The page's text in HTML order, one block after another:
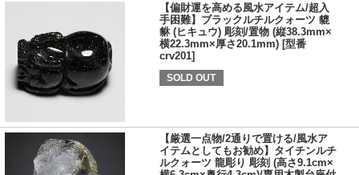
【偏財運を高める風水アイテム/超入
手困難】ブラックルチルクォーツ 貔
貅 (ヒキュウ) 彫刻/置物 (縦38.3mm×
横22.3mm×厚さ20.1mm) [型番
crv201]
SOLD OUT
【厳選一点物/2通りで置ける/風水ア
イテムとしてもお勧め】タイチンルチ
ルクォーツ 龍彫り 彫刻 (高さ9.1cm×